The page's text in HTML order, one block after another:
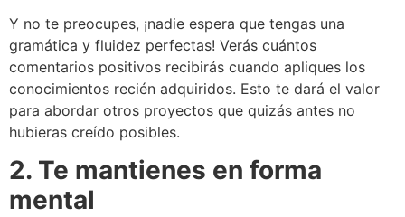
Y no te preocupes, ¡nadie espera que tengas una
gramática y fluidez perfectas! Verás cuántos
comentarios positivos recibirás cuando apliques los
conocimientos recién adquiridos. Esto te dará el valor
para abordar otros proyectos que quizás antes no
hubieras creído posibles.
2. Te mantienes en forma
mental